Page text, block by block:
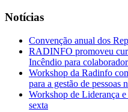
Notícias
Convenção anual dos
RADINFO promoveu
Incêndio para
Workshop da Radinfo
para a gestão de pessoas
Workshop de Liderança
sexta